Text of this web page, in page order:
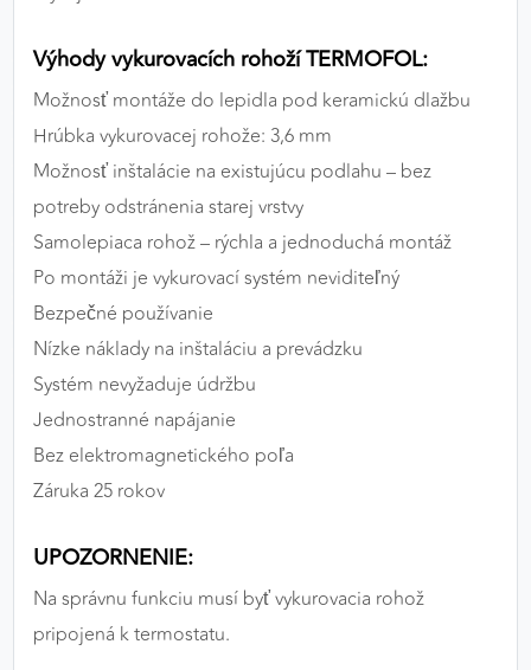
Výhody vykurovacích rohoží TERMOFOL:
Možnosť montáže do lepidla pod keramickú dlažbu
Hrúbka vykurovacej rohože: 3,6 mm
Možnosť inštalácie na existujúcu podlahu – bez
potreby odstránenia starej vrstvy
Samolepiaca rohož – rýchla a jednoduchá montáž
Po montáži je vykurovací systém neviditeľný
Bezpečné používanie
Nízke náklady na inštaláciu a prevádzku
Systém nevyžaduje údržbu
Jednostranné napájanie
Bez elektromagnetického poľa
Záruka 25 rokov
UPOZORNENIE:
Na správnu funkciu musí byť vykurovacia rohož
pripojená k termostatu.